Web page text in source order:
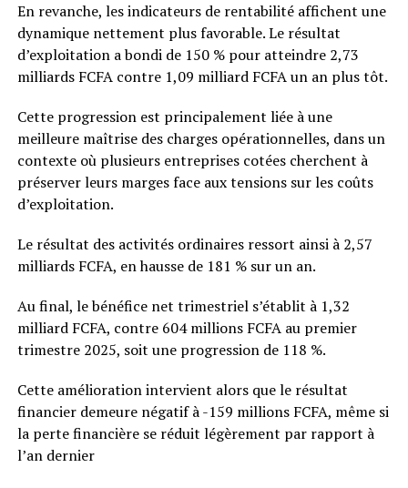
En revanche, les indicateurs de rentabilité affichent une
dynamique nettement plus favorable. Le résultat
d’exploitation a bondi de 150 % pour atteindre 2,73
milliards FCFA contre 1,09 milliard FCFA un an plus tôt.
Cette progression est principalement liée à une
meilleure maîtrise des charges opérationnelles, dans un
contexte où plusieurs entreprises cotées cherchent à
préserver leurs marges face aux tensions sur les coûts
d’exploitation.
Le résultat des activités ordinaires ressort ainsi à 2,57
milliards FCFA, en hausse de 181 % sur un an.
Au final, le bénéfice net trimestriel s’établit à 1,32
milliard FCFA, contre 604 millions FCFA au premier
trimestre 2025, soit une progression de 118 %.
Cette amélioration intervient alors que le résultat
financier demeure négatif à -159 millions FCFA, même si
la perte financière se réduit légèrement par rapport à
l’an dernier